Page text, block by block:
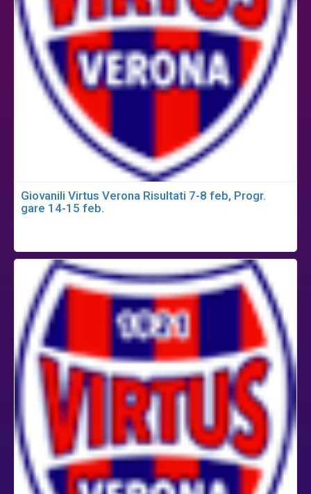
Giovanili Virtus Verona Risultati 7-8 feb, Progr.
gare 14-15 feb.